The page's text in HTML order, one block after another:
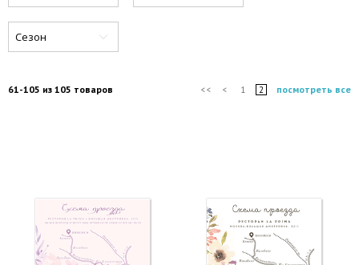
Сезон
61-105 из 105 товаров посмотреть все
<< < 1 2